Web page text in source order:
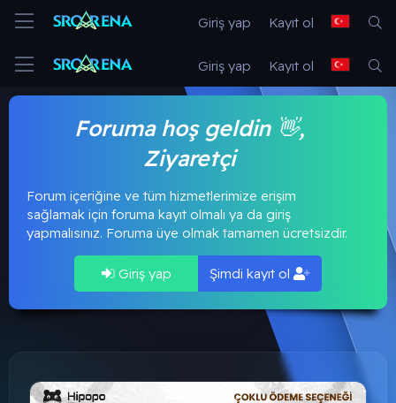
Giriş yap Kayıt ol
Giriş yap Kayıt ol
Foruma hoş geldin 👋,
Ziyaretçi
Forum içeriğine ve tüm hizmetlerimize erişim
sağlamak için foruma kayıt olmalı ya da giriş
yapmalısınız. Foruma üye olmak tamamen ücretsizdir.
Giriş yap Şimdi kayıt ol